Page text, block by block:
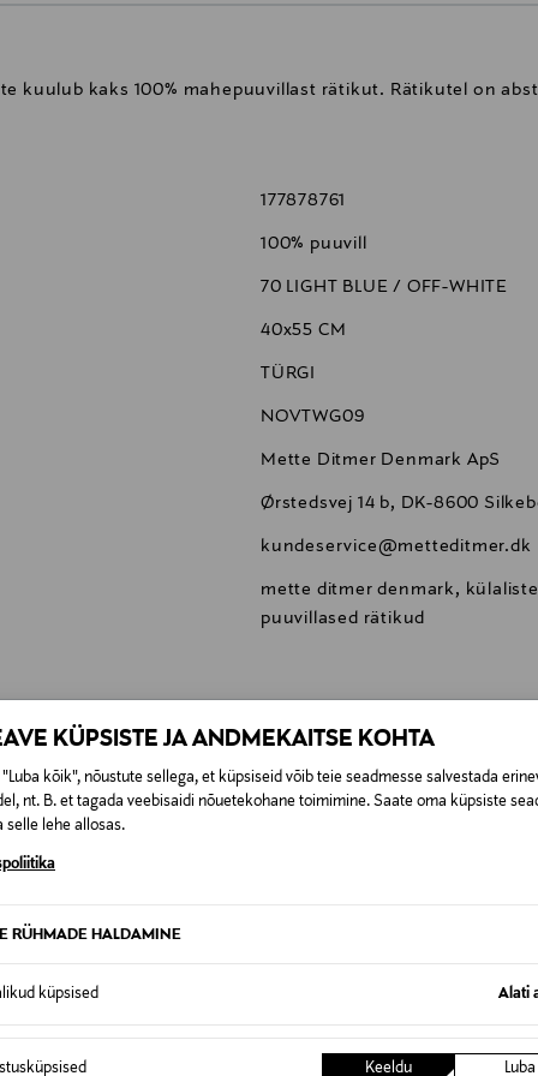
KÜPSISTE JA ANDMEKAITSE KOHTA
kõik", nõustute sellega, et küpsiseid võib teie seadmesse salvestada
nt. B. et tagada veebisaidi nõuetekohane toimimine. Saate oma küpsiste
selle lehe allosas.
RÜHMADE HALDAMINE
küpsised Alati
Keeldu Luba
kuulub kaks 100% mahepuuvillast rätikut. Rätikutel on
177878761
100% puuvill
70 LIGHT BLUE / OFF-WHITE
40x55 CM
TÜRGI
NOVTWG09
Mette Ditmer Denmark ApS
Ørstedsvej 14 b, DK-8600
kundeservice@metteditmer.dk
mette ditmer denmark,
puuvillased rätikud
0,00 €
KA